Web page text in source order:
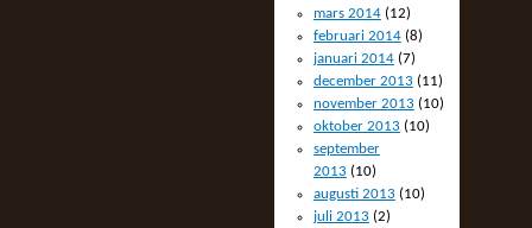
mars 2014(12)
februari 2014(8)
januari 2014(7)
december 2013 (11)
november 2013 (10)
oktober 2013 (10)
september
2013 (10)
augusti 2013 (10)
juli 2013 (2)